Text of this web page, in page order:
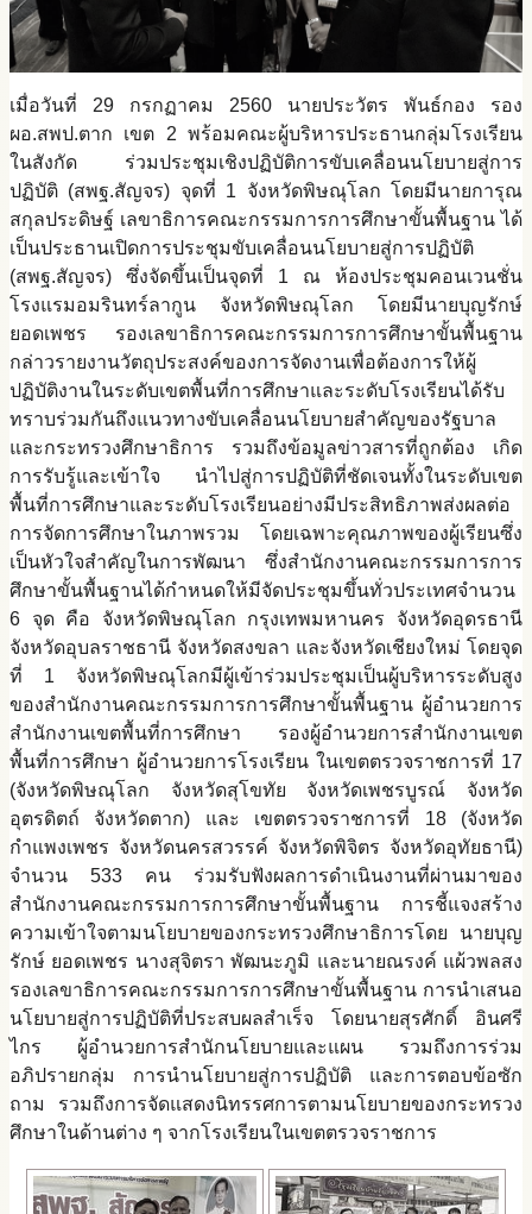
เมื่อวันที่ 29 กรกฏาคม 2560 นายประวัตร พันธ์กอง รอง
ผอ.สพป.ตาก เขต 2 พร้อมคณะผู้บริหารประธานกลุ่มโรงเรียน
ในสังกัด ร่วมประชุมเชิงปฏิบัติการขับเคลื่อนนโยบายสู่การ
ปฏิบัติ (สพฐ.สัญจร) จุดที่ 1 จังหวัดพิษณุโลก โดยมีนายการุณ
สกุลประดิษฐ์ เลขาธิการคณะกรรมการการศึกษาขั้นพื้นฐาน ได้
เป็นประธานเปิดการประชุมขับเคลื่อนนโยบายสู่การปฏิบัติ
(สพฐ.สัญจร) ซึ่งจัดขึ้นเป็นจุดที่ 1 ณ ห้องประชุมคอนเวนชั่น
โรงแรมอมรินทร์ลากูน จังหวัดพิษณุโลก โดยมีนายบุญรักษ์
ยอดเพชร รองเลขาธิการคณะกรรมการการศึกษาขั้นพื้นฐาน
กล่าวรายงานวัตถุประสงค์ของการจัดงานเพื่อต้องการให้ผู้
ปฏิบัติงานในระดับเขตพื้นที่การศึกษาและระดับโรงเรียนได้รับ
ทราบร่วมกันถึงแนวทางขับเคลื่อนนโยบายสำคัญของรัฐบาล
และกระทรวงศึกษาธิการ รวมถึงข้อมูลข่าวสารที่ถูกต้อง เกิด
การรับรู้และเข้าใจ นำไปสู่การปฏิบัติที่ชัดเจนทั้งในระดับเขต
พื้นที่การศึกษาและระดับโรงเรียนอย่างมีประสิทธิภาพส่งผลต่อ
การจัดการศึกษาในภาพรวม โดยเฉพาะคุณภาพของผู้เรียนซึ่ง
เป็นหัวใจสำคัญในการพัฒนา ซึ่งสำนักงานคณะกรรมการการ
ศึกษาขั้นพื้นฐานได้กำหนดให้มีจัดประชุมขึ้นทั่วประเทศจำนวน
6 จุด คือ จังหวัดพิษณุโลก กรุงเทพมหานคร จังหวัดอุดรธานี
จังหวัดอุบลราชธานี จังหวัดสงขลา และจังหวัดเชียงใหม่ โดยจุด
ที่ 1 จังหวัดพิษณุโลกมีผู้เข้าร่วมประชุมเป็นผู้บริหารระดับสูง
ของสำนักงานคณะกรรมการการศึกษาขั้นพื้นฐาน ผู้อำนวยการ
สำนักงานเขตพื้นที่การศึกษา รองผู้อำนวยการสำนักงานเขต
พื้นที่การศึกษา ผู้อำนวยการโรงเรียน ในเขตตรวจราชการที่ 17
(จังหวัดพิษณุโลก จังหวัดสุโขทัย จังหวัดเพชรบูรณ์ จังหวัด
อุตรดิตถ์ จังหวัดตาก) และ เขตตรวจราชการที่ 18 (จังหวัด
กำแพงเพชร จังหวัดนครสวรรค์ จังหวัดพิจิตร จังหวัดอุทัยธานี)
จำนวน 533 คน ร่วมรับฟังผลการดำเนินงานที่ผ่านมาของ
สำนักงานคณะกรรมการการศึกษาขั้นพื้นฐาน การชี้แจงสร้าง
ความเข้าใจตามนโยบายของกระทรวงศึกษาธิการโดย นายบุญ
รักษ์ ยอดเพชร นางสุจิตรา พัฒนะภูมิ และนายณรงค์ แผ้วพลสง
รองเลขาธิการคณะกรรมการการศึกษาขั้นพื้นฐาน การนำเสนอ
นโยบายสู่การปฏิบัติที่ประสบผลสำเร็จ โดยนายสุรศักดิ์ อินศรี
ไกร ผู้อำนวยการสำนักนโยบายและแผน รวมถึงการร่วม
อภิปรายกลุ่ม การนำนโยบายสู่การปฏิบัติ และการตอบข้อซัก
ถาม รวมถึงการจัดแสดงนิทรรศการตามนโยบายของกระทรวง
ศึกษาในด้านต่าง ๆ จากโรงเรียนในเขตตรวจราชการ